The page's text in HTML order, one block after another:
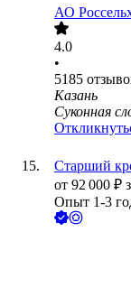
АО
4.0
•
5185
Казань
Суконная
Старший
от 92 000 ₽
Опыт 1-3